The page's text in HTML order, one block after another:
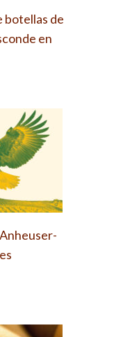
botellas de
en